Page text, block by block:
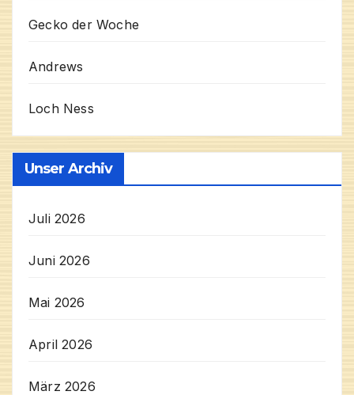
Gecko der Woche
Andrews
Loch Ness
Unser Archiv
Juli 2026
Juni 2026
Mai 2026
April 2026
März 2026